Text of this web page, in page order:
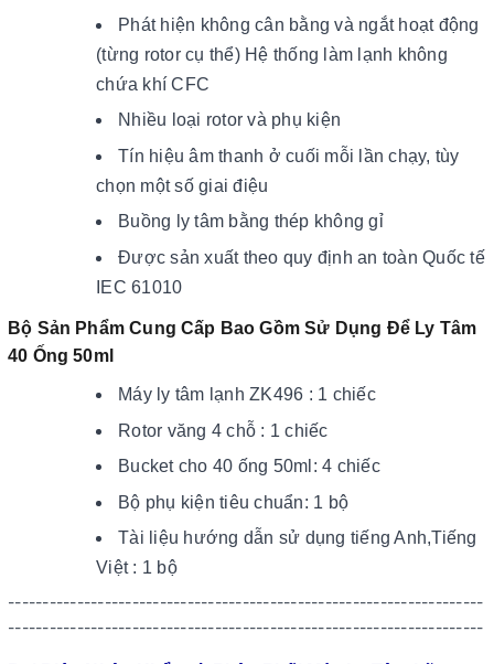
Phát hiện không cân bằng và ngắt hoạt động
(từng rotor cụ thể) Hệ thống làm lạnh không
chứa khí CFC
Nhiều loại rotor và phụ kiện
Tín hiệu âm thanh ở cuối mỗi lần chạy, tùy
chọn một số giai điệu
Buồng ly tâm bằng thép không gỉ
Được sản xuất theo quy định an toàn Quốc tế
IEC 61010
Bộ Sản Phẩm Cung Cấp Bao Gồm Sử Dụng Để Ly Tâm
40 Ống 50ml
Máy ly tâm lạnh ZK496 : 1 chiếc
Rotor văng 4 chỗ : 1 chiếc
Bucket cho 40 ống 50ml: 4 chiếc
Bộ phụ kiện tiêu chuẩn: 1 bộ
Tài liệu hướng dẫn sử dụng tiếng Anh,Tiếng
Việt : 1 bộ
---------------------------------------------------------------------
---------------------------------------------------------------------